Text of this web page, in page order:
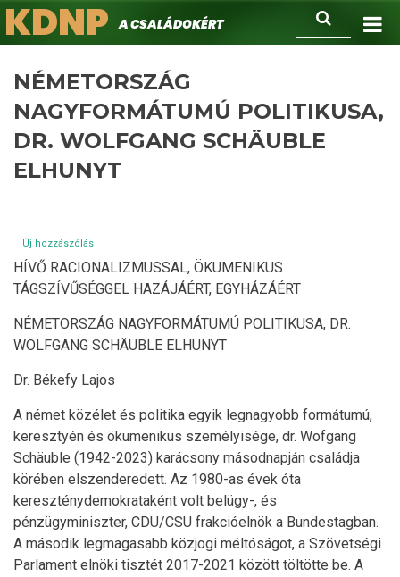
Ugrás
a
Keresés
KDNPA családokért.
NÉMETORSZÁG
NAGYFORMÁTUMÚ POLITIKUSA,
DR. WOLFGANG SCHÄUBLE
ELHUNYT
Új hozzászólás
HÍVŐ RACIONALIZMUSSAL, ÖKUMENIKUS
TÁGSZÍVŰSÉGGEL HAZÁJÁÉRT, EGYHÁZÁÉRT
NÉMETORSZÁG NAGYFORMÁTUMÚ POLITIKUSA, DR.
WOLFGANG SCHÄUBLE ELHUNYT
Dr. Békefy Lajos
A német közélet és politika egyik legnagyobb formátumú,
keresztyén és ökumenikus személyisége, dr. Wofgang
Schäuble (1942-2023) karácsony másodnapján családja
körében elszenderedett. Az 1980-as évek óta
kereszténydemokrataként volt belügy-, és
pénzügyminiszter, CDU/CSU frakcióelnök a Bundestagban.
A második legmagasabb közjogi méltóságot, a Szövetségi
Parlament elnöki tisztét 2017-2021 között töltötte be. A